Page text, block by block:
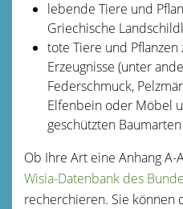
lebende Tiere und
Griechische
tote Tiere und Pflanzen
Erzeugnisse (unter
Federschmuck,
Elfenbein oder Möbel
geschützten Baumarten
Ob Ihre Art eine Anhang
Wisia-Datenbank des
recherchieren. Sie